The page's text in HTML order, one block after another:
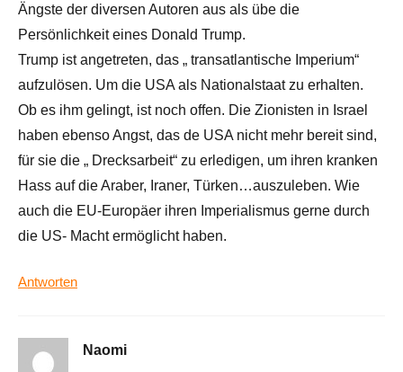
Ängste der diversen Autoren aus als übe die
Persönlichkeit eines Donald Trump.
Trump ist angetreten, das „ transatlantische Imperium“
aufzulösen. Um die USA als Nationalstaat zu erhalten.
Ob es ihm gelingt, ist noch offen. Die Zionisten in Israel
haben ebenso Angst, das de USA nicht mehr bereit sind,
für sie die „ Drecksarbeit“ zu erledigen, um ihren kranken
Hass auf die Araber, Iraner, Türken…auszuleben. Wie
auch die EU-Europäer ihren Imperialismus gerne durch
die US- Macht ermöglicht haben.
Antworten
Naomi